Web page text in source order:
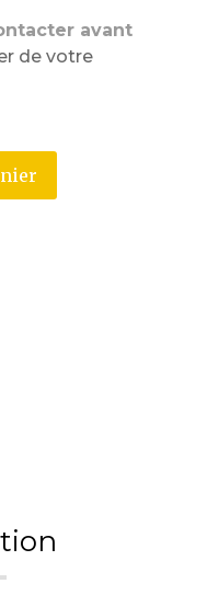
avant
de votre